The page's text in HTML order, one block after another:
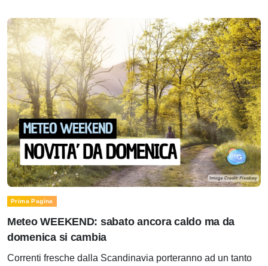
Prima Pagina
Meteo WEEKEND: sabato ancora caldo ma da
domenica si cambia
Correnti fresche dalla Scandinavia porteranno ad un tanto